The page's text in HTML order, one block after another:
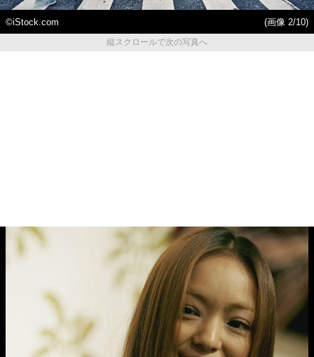
©iStock.com
(画像 2/10)
縦スクロールで次の写真へ